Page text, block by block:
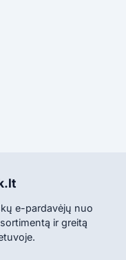
e-pardavėjų nuo
ir greitą